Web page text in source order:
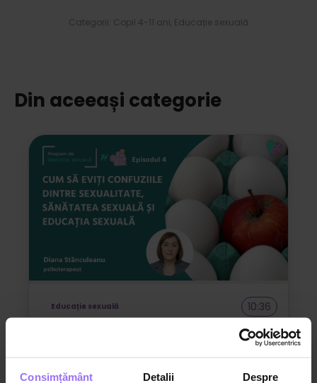
Consimțământ Detalii Despre
Categorii: Copil 4-11 ani Educație sexuală
Din aceeași categorie
Educație sexuală 10:36
PES – E04 – Cum să eviți confuziile
și educația sexuală